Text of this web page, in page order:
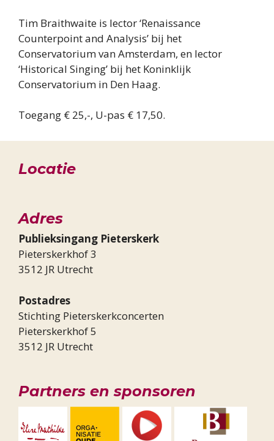
Tim Braithwaite is lector ‘Renaissance
Counterpoint and Analysis’ bij het
Conservatorium van Amsterdam, en lector
‘Historical Singing’ bij het Koninklijk
Conservatorium in Den Haag.
Toegang € 25,-, U-pas € 17,50.
Locatie
Adres
Publieksingang Pieterskerk
Pieterskerkhof 3
3512 JR Utrecht
Postadres
Stichting Pieterskerkconcerten
Pieterskerkhof 5
3512 JR Utrecht
Partners en sponsoren